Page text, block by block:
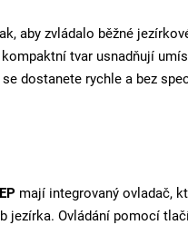
aby zvládalo běžné
tvar usnadňují
dostanete rychle a bez
mají integrovaný ovladač,
jezírka. Ovládání pomocí